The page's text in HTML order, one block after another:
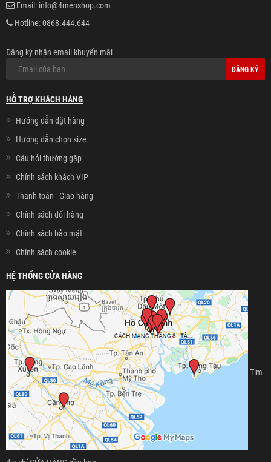
Email: info@4menshop.com
Hotline:0868.444.644
Đăng ký nhận email khuyến mãi
ĐĂNG KÝ
HỖ TRỢ KHÁCH HÀNG
Hướng dẫn đặt hàng
Hướng dẫn chọn size
Câu hỏi thường gặp
Chính sách khách VIP
Thanh toán - Giao hàng
Chính sách đổi hàng
Chính sách bảo mật
Chính sách cookie
HỆ THỐNG CỬA HÀNG
Tìm